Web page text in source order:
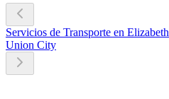
Servicios de Transporte en Elizabeth
Union City